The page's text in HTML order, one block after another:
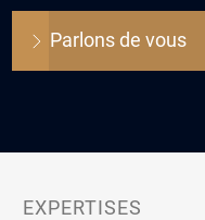
Parlons de vous
EXPERTISES